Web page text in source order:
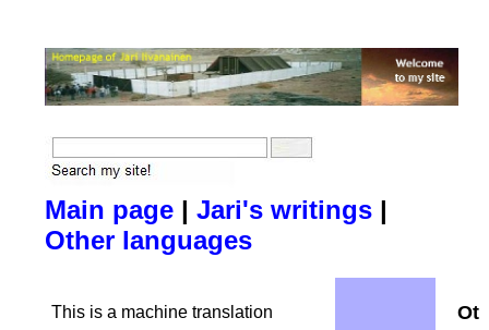
Main page |Jari's writings |
Other languages
This is a machine translation